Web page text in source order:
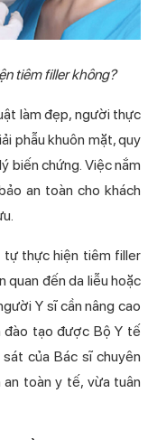
tiêm filler không?
làm đẹp, người thực
phẫu khuôn mặt, quy
biến chứng. Việc nắm
an toàn cho khách
tự thực hiện tiêm filler
quan đến da liễu hoặc
Y sĩ cần nâng cao
đào tạo được Bộ Y tế
của Bác sĩ chuyên
toàn y tế, vừa tuân